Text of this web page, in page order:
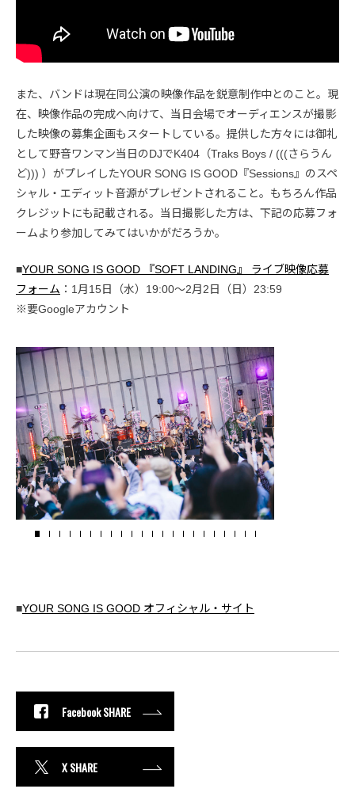
また、バンドは現在同公演の映像作品を鋭意制作中とのこと。現
在、映像作品の完成へ向けて、当日会場でオーディエンスが撮影
した映像の募集企画もスタートしている。提供した方々には御礼
として野音ワンマン当日のDJでK404（Traks Boys / (((さらうん
ど))) ）がプレイしたYOUR SONG IS GOOD『Sessions』のスペ
シャル・エディット音源がプレゼントされること。もちろん作品
クレジットにも記載される。当日撮影した方は、下記の応募フォ
ームより参加してみてはいかがだろうか。
■YOUR SONG IS GOOD 『SOFT LANDING』 ライブ映像応募
フォーム ：1月15日（水）19:00〜2月2日（日）23:59
※要Googleアカウント
■YOUR SONG IS GOOD オフィシャル・サイト
Facebook SHARE
X SHARE